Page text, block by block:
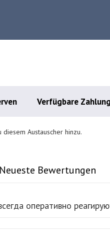
Verfügbare
Austauscher hinzu.
Neueste Bewertungen
оперативно